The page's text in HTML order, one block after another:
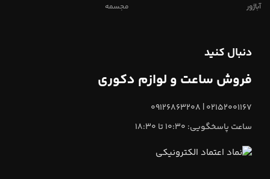
آباژور
مجسمه
دنبال کنید
فروش ساعت و لوازم دکوری
02152001167 | 09126863208
ساعت پاسخگویی: 10:30 تا 18:30